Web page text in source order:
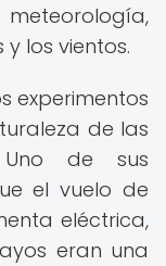
los vientos.
experimentos
de las
de sus
el vuelo de
eléctrica,
eran una